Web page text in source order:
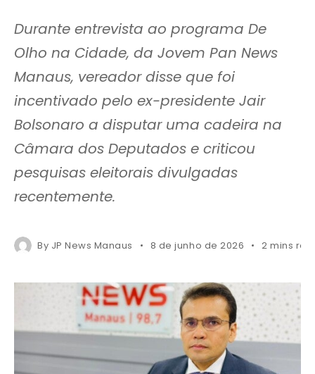
Durante entrevista ao programa De
Olho na Cidade, da Jovem Pan News
Manaus, vereador disse que foi
incentivado pelo ex-presidente Jair
Bolsonaro a disputar uma cadeira na
Câmara dos Deputados e criticou
pesquisas eleitorais divulgadas
recentemente.
By JP News Manaus 8 de junho de 2026 2 mins